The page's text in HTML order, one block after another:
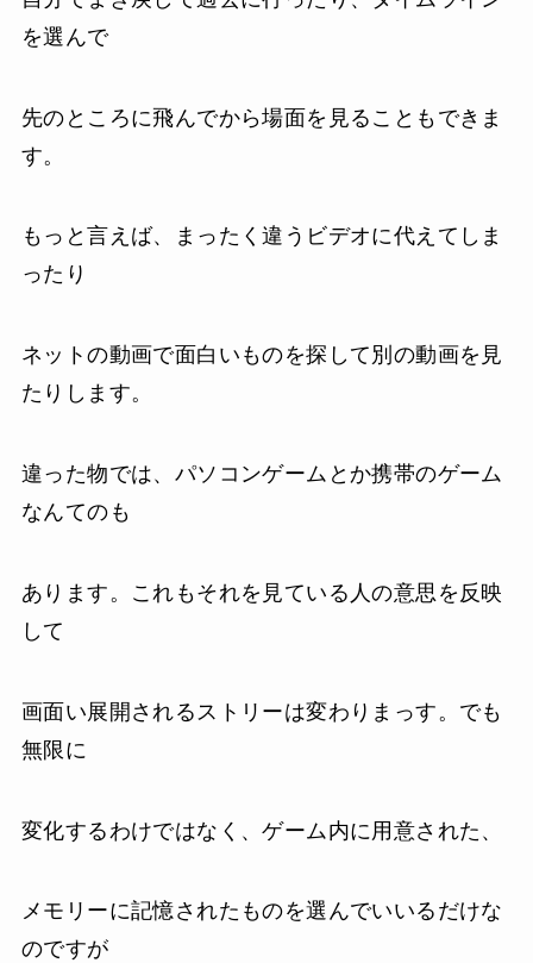
を選んで
先のところに飛んでから場面を見ることもできま
す。
もっと言えば、まったく違うビデオに代えてしま
ったり
ネットの動画で面白いものを探して別の動画を見
たりします。
違った物では、パソコンゲームとか携帯のゲーム
なんてのも
あります。これもそれを見ている人の意思を反映
して
画面い展開されるストリーは変わりまっす。でも
無限に
変化するわけではなく、ゲーム内に用意された、
メモリーに記憶されたものを選んでいいるだけな
のですが